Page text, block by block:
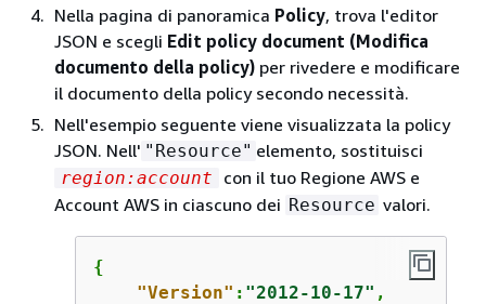
Nella pagina di panoramica Policy, trova l'editor
JSON e scegli Edit policy document (Modifica
documento della policy) per rivedere e modificare
il documento della policy secondo necessità.
Nell'esempio seguente viene visualizzata la policy
JSON. Nell' "Resource" elemento, sostituisci
region:account
con il tuo Regione AWS e
Account AWS in ciascuno dei Resource valori.
{
"Version" : "2012-10-17" ,